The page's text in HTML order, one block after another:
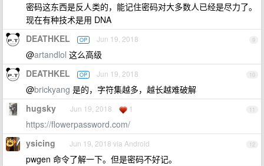
密码这东西是反人类的，能记住密码对大多数人已经是尽力了。
现在有种技术是用 DNA
9
DEATHKEL OP Jun 19, 2018
@artandlol 这么高级
10
DEATHKEL OP Jun 19, 2018
@brickyang 是的，字符集越多，越长越难破解
11
hugsky Jun 19, 2018 1
https://flowerpassword.com/
12
ysicing Jun 19, 2018 via Android
pwgen 命令了解一下。但是密码不好记。